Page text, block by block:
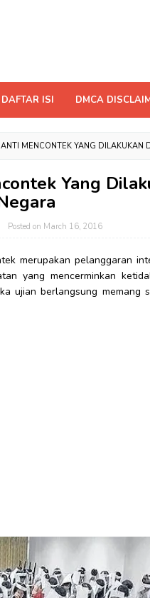
DAFTAR ISI DMCA
MENCONTEK YANG DILAKUKAN
Yang
Posted on March 16, 2016
merupakan pelanggaran
yang mencerminkan
ujian berlangsung memang